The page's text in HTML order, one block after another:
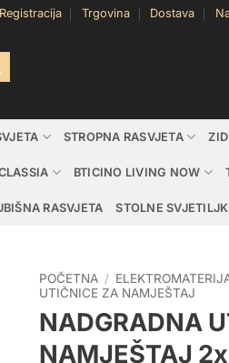
Trgovina Dostava
STROPNA RASVJETA
BTICINO LIVING NOW
RASVJETA STOLNE
POČETNA /
UTIČNICE ZA NAMJEŠTAJ
NADGRADNA
NAMJEŠTAJ